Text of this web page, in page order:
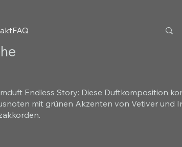
FAQ
Endless Story: Diese Duftkomposition
mit grünen Akzenten von Vetiver und